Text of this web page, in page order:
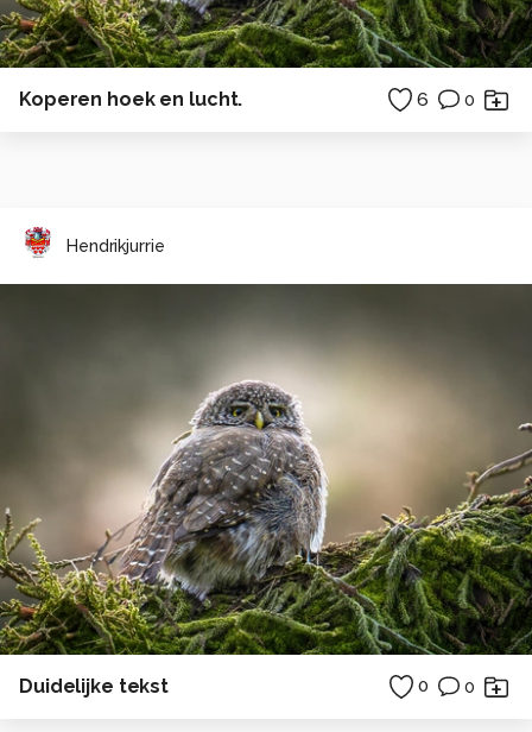
Koperen hoek en lucht. 6 0
Hendrikjurrie
Duidelijke tekst 0 0